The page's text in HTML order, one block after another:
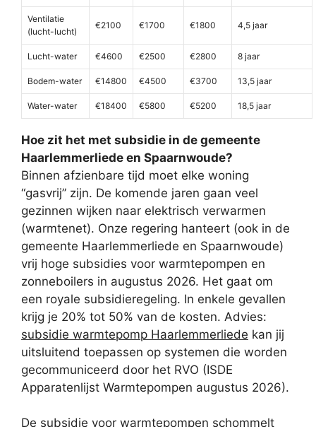
Ventilatie
(lucht-lucht)
€2100 €1700 €1800 4,5 jaar
Lucht-water €4600 €2500 €2800 8 jaar
Bodem-water €14800 €4500 €3700 13,5 jaar
Water-water €18400 €5800 €5200 18,5 jaar
Hoe zit het met subsidie in de gemeente
Haarlemmerliede en Spaarnwoude?
Binnen afzienbare tijd moet elke woning
“gasvrij” zijn. De komende jaren gaan veel
gezinnen wijken naar elektrisch verwarmen
(warmtenet). Onze regering hanteert (ook in de
gemeente Haarlemmerliede en Spaarnwoude)
vrij hoge subsidies voor warmtepompen en
zonneboilers in augustus 2026. Het gaat om
een royale subsidieregeling. In enkele gevallen
krijg je 20% tot 50% van de kosten. Advies:
subsidie warmtepomp Haarlemmerliede kan jij
uitsluitend toepassen op systemen die worden
gecommuniceerd door het RVO (ISDE
Apparatenlijst Warmtepompen augustus 2026).
De subsidie voor warmtepompen schommelt